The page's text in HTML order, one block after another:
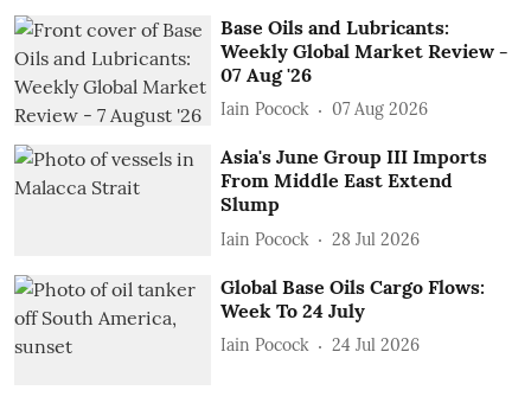
Base Oils and Lubricants:
Weekly Global Market Review -
07 Aug '26
Iain Pocock 07 Aug 2026
Asia's June Group III Imports
From Middle East Extend
Slump
Iain Pocock 28 Jul 2026
Global Base Oils Cargo Flows:
Week To 24 July
Iain Pocock 24 Jul 2026